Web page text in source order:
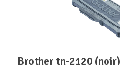
brother tn-2120 (noir)